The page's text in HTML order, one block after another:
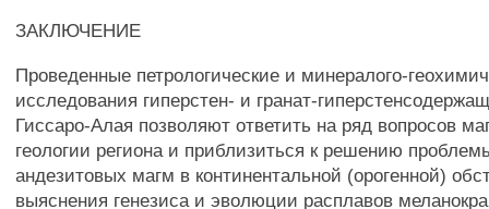
ЗАКЛЮЧЕНИЕ
Проведенные петрологические и минералого-
исследования гиперстен- и гранат-
Гиссаро-Алая позволяют ответить на ряд вопросов
геологии региона и приблизиться к решению
андезитовых магм в континентальной (орогенной)
выяснения генезиса и эволюции расплавов